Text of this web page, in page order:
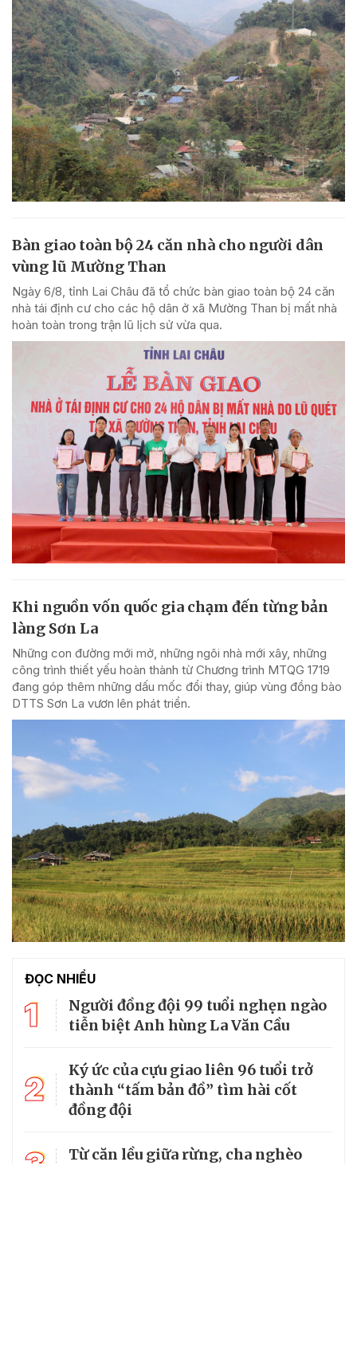
Bàn giao toàn bộ 24 căn nhà cho người dân
vùng lũ Mường Than
Ngày 6/8, tỉnh Lai Châu đã tổ chức bàn giao toàn bộ 24 căn
nhà tái định cư cho các hộ dân ở xã Mường Than bị mất nhà
hoàn toàn trong trận lũ lịch sử vừa qua.
Khi nguồn vốn quốc gia chạm đến từng bản
làng Sơn La
Những con đường mới mở, những ngôi nhà mới xây, những
công trình thiết yếu hoàn thành từ Chương trình MTQG 1719
đang góp thêm những dấu mốc đổi thay, giúp vùng đồng bào
DTTS Sơn La vươn lên phát triển.
ĐỌC NHIỀU
1
Người đồng đội 99 tuổi nghẹn ngào
tiễn biệt Anh hùng La Văn Cầu
2
Ký ức của cựu giao liên 96 tuổi trở
thành “tấm bản đồ” tìm hài cốt
đồng đội
3
Từ căn lều giữa rừng, cha nghèo